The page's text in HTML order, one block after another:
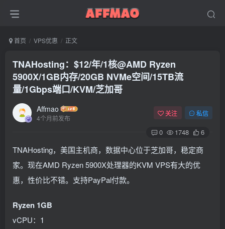
首页 VPS优惠 正文
TNAHosting：$12/年/1核@AMD Ryzen
5900X/1GB内存/20GB NVMe空间/15TB流
量/1Gbps端口/KVM/芝加哥
Affmao
4个月前发布
关注 私信
0 1748 6
TNAHosting，美国主机商，数据中心位于芝加哥，稳定商
家。现在AMD Ryzen 5900X处理器的KVM VPS有大的优
惠，性价比不错。支持PayPal付款。
Ryzen 1GB
vCPU：1